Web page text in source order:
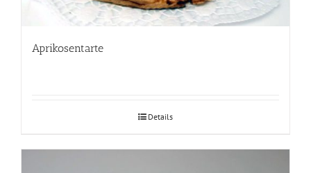
Aprikosentarte
Details